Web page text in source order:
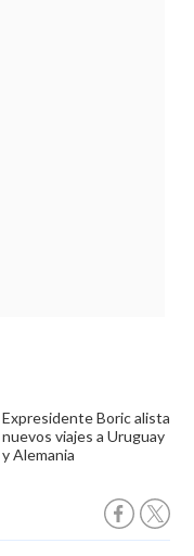
Expresidente Boric alista
nuevos viajes a Uruguay
y Alemania